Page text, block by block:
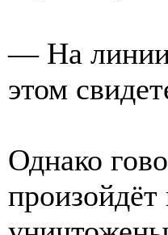
— На линии
этом
Однако